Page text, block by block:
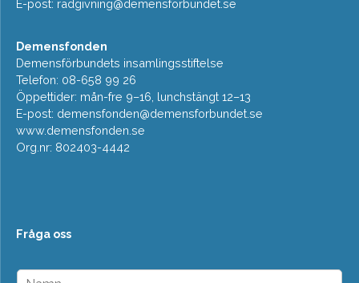
E-post: radgivning@demensforbundet.se
Demensfonden
Demensförbundets insamlingsstiftelse
Telefon: 08-658 99 26
Öppettider: mån-fre 9–16, lunchstängt 12–13
E-post: demensfonden@demensforbundet.se
www.demensfonden.se
Org.nr: 802403-4442
Fråga oss
N